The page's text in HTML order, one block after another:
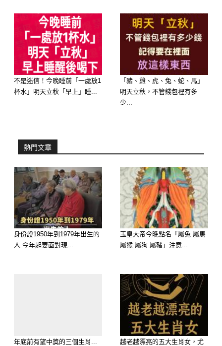
35歲的羊：壓力整合期，開始真正面對
現實
35歲左右的屬羊人，多半已經進入人生
責任最重的階段。
這個階段的關鍵字是：撐、扛、調整
工作上：
容易遇到責任加重，但回報不一定對等
的狀況，會有一種「我很努力，但好像
還差一點」的感覺。
感情上：
容易在關係中過度付出，開始意識到
「不能一直委屈自己」。
會開始懷疑自己選擇的方向，但其實這
不是倒退，而是人生開始進入「修正路
不是迷信！今晚睡前「一處放1
杯水」明天立秋「早上」睡...
「豬、雞、虎、兔、蛇、馬」
明天立秋，不管錢包裡有多
少...
熱門文章
身份證1950年到1979年出生的
人 今年起要面對現...
玉皇大帝今晚點名「屬兔 屬馬
屬猴 屬狗 屬豬」注意...
年底前有望中獎的三個生肖...
越老越漂亮的五大生肖女，尤